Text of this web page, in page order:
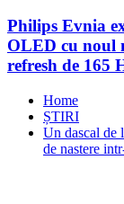
Philips Evnia
OLED cu noul
refresh de 165
Home
ȘTIRI
Un dascal de
de nastere